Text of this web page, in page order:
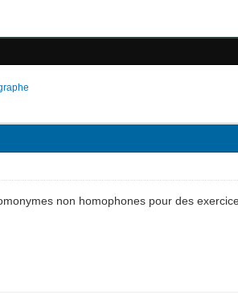
non homophones pour des